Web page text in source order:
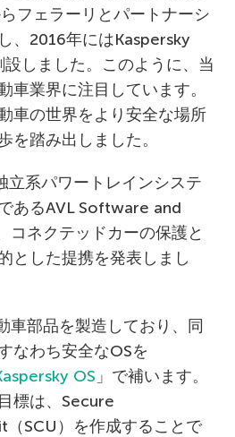
フェラーリとパートナーシ
、2016年にはKaspersky
しました。このように、当
車業界に注目しています。
車の世界をより安全な場所
を踏み出しました。
立系パワートレインシステ
あるAVL Software and
コネクテッドカーの保護と
とした提携を発表しまし
車部品を製造しており、同
なわち安全なOSを
OS 」で補います。
標は、Secure
SCU）を作成することで